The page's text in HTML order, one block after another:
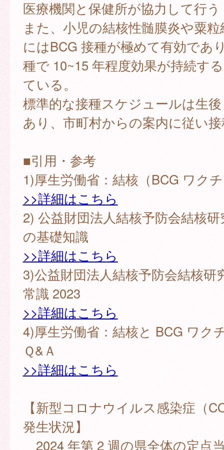
医療機関と保健所が協力して行う
また、小児の結核性髄膜炎や粟
にはBCG 接種が極めて有効であ
種で 10~15 年程度効果が持続す
ている。
標準的な接種スケジュールは生
あり、市町村からの案内に従い
■引用・参考
1)厚生労働省：結核（BCG ワク
>>詳細はこちら
2) 公益財団法人結核予防会結核
の基礎知識
>>詳細はこちら
3)公益財団法人結核予防会結核研
常識 2023
>>詳細はこちら
4)厚生労働省：結核と BCG ワク
Ｑ&Ａ
>>詳細はこちら
【新型コロナウイルス感染症（
発生状況】
2024 年第 2 週の県全体の定点